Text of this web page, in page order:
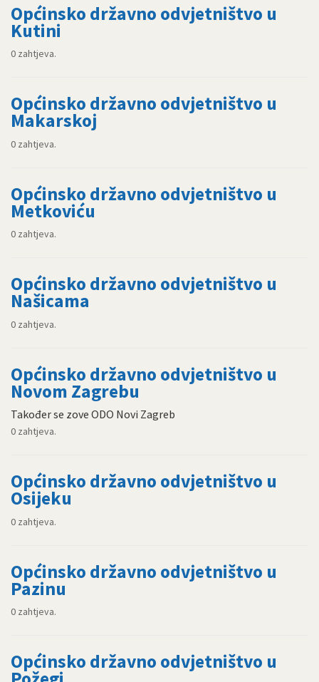
Općinsko državno odvjetništvo u
Kutini
0 zahtjeva.
Općinsko državno odvjetništvo u
Makarskoj
0 zahtjeva.
Općinsko državno odvjetništvo u
Metkoviću
0 zahtjeva.
Općinsko državno odvjetništvo u
Našicama
0 zahtjeva.
Općinsko državno odvjetništvo u
Novom Zagrebu
Također se zove ODO Novi Zagreb
0 zahtjeva.
Općinsko državno odvjetništvo u
Osijeku
0 zahtjeva.
Općinsko državno odvjetništvo u
Pazinu
0 zahtjeva.
Općinsko državno odvjetništvo u